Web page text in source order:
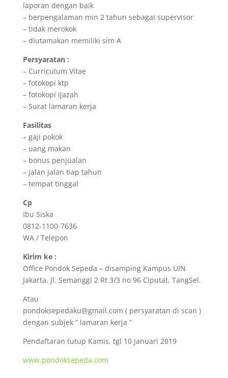
laporan dengan baik
– berpengalaman min 2 tahun sebagai supervisor
– tidak merokok
– diutamakan memiliki sim A
Persyaratan :
– Curriculum Vitae
– fotokopi ktp
– fotokopi ijazah
– Surat lamaran kerja
Fasilitas
– gaji pokok
– uang makan
– bonus penjualan
– jalan jalan tiap tahun
– tempat tinggal
Cp
Ibu Siska
0812-1100-7636
WA / Telepon
Kirim ke :
Office Pondok Sepeda – disamping Kampus UIN
Jakarta. Jl. Semanggi 2 Rt 3/3 no 96 Ciputat, TangSel.
Atau
pondoksepedaku@gmail.com ( persyaratan di scan )
dengan subjek ” lamaran kerja ”
Pendaftaran tutup Kamis, tgl 10 Januari 2019
www.pondoksepeda.com